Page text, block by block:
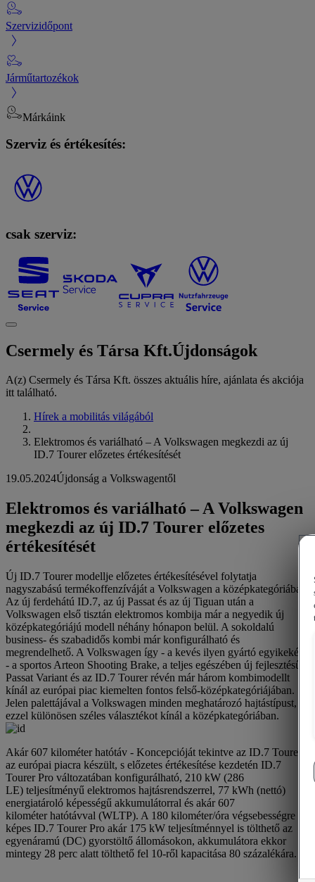
Szervizidőpont
Járműtartozékok
Márkáink
Szerviz és értékesítés:
csak szerviz:
Csermely és Társa Kft.Újdonságok
A(z) Csermely és Társa Kft. összes aktuális híre, ajánlata és akciója
itt található.
Hírek a mobilitás világából
Elektromos és variálható – A Volkswagen megkezdi az új
ID.7 Tourer előzetes értékesítését
19.05.2024Újdonság a Volkswagentől
Elektromos és variálható – A Volkswagen
megkezdi az új ID.7 Tourer előzetes
értékesítését
Új ID.7 Tourer modellje előzetes értékesítésével folytatja
nagyszabású termékoffenzíváját a Volkswagen a középkategóriában.
Az új ferdehátú ID.7, az új Passat és az új Tiguan után a
Volkswagen első tisztán elektromos kombija már a negyedik új
középkategóriájú modell néhány hónapon belül. A sokoldalú
business- és szabadidős kombi már konfigurálható és
megrendelhető. A Volkswagen így - a kevés ilyen gyártó egyikeként
- a sportos Arteon Shooting Brake, a teljes egészében új fejlesztésű
Passat Variant és az ID.7 Tourer révén már három kombimodellt
kínál az európai piac kiemelten fontos felső-középkategóriájában.
Jelen palettájával a Volkswagen minden meghatározó hajtástípust, s
ezzel különösen széles választékot kínál a középkategóriában.
Akár 607 kilométer hatótáv - Koncepcióját tekintve az ID.7 Tourer
az európai piacra készült, s előzetes értékesítése kezdetén ID.7
Tourer Pro változatában konfigurálható, 210 kW (286
LE) teljesítményű elektromos hajtásrendszerrel, 77 kWh (nettó)
energiatároló képességű akkumulátorral és akár 607
kilométer hatótávval (WLTP). A 180 kilométer/óra végsebességre
képes ID.7 Tourer Pro akár 175 kW teljesítménnyel is tölthető az
egyenáramú (DC) gyorstöltő állomásokon, akkumulátora ekkor
mintegy 28 perc alatt tölthető fel 10-ről kapacitása 80 százalékára.